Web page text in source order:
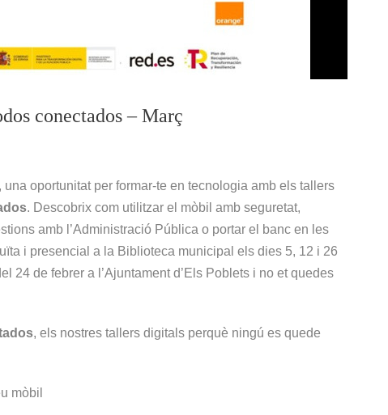
conectados – Març
una oportunitat per formar-te en tecnologia amb els tallers
. Descobrix com utilitzar el mòbil amb seguretat,
amb l’Administració Pública o portar el banc en les
i presencial a la Biblioteca municipal els dies 5, 12 i 26
24 de febrer a l’Ajuntament d’Els Poblets i no et quedes
, els nostres tallers digitals perquè ningú es quede
mòbil